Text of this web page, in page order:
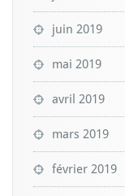
juin 2019
mai 2019
avril 2019
mars 2019
février 2019